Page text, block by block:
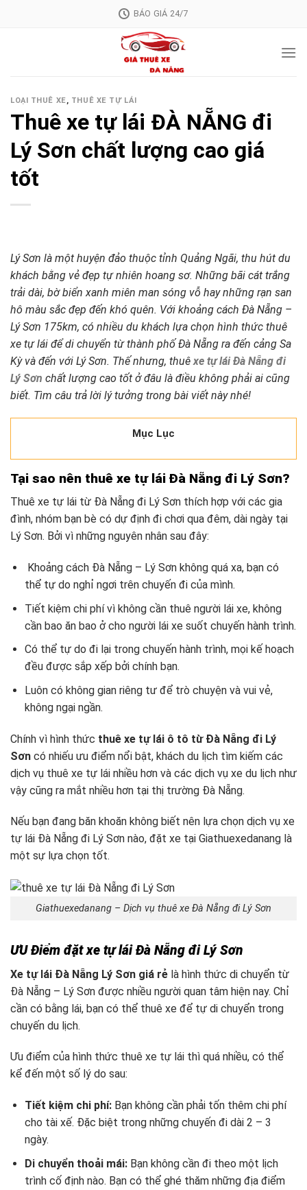
BÁO GIÁ 24/7
LOẠI THUÊ XE, THUÊ XE TỰ LÁI
Thuê xe tự lái ĐÀ NẴNG đi
Lý Sơn chất lượng cao giá
tốt
Lý Sơn là một huyện đảo thuộc tỉnh Quảng Ngãi, thu hút du
khách bằng vẻ đẹp tự nhiên hoang sơ. Những bãi cát trắng
trải dài, bờ biển xanh miên man sóng vỗ hay những rạn san
hô màu sắc đẹp đến khó quên. Với khoảng cách Đà Nẵng –
Lý Sơn 175km, có nhiều du khách lựa chọn hình thức thuê
xe tự lái để di chuyển từ thành phố Đà Nẵng ra đến cảng Sa
Kỳ và đến với Lý Sơn. Thế nhưng, thuê xe tự lái Đà Nẵng đi
Lý Sơn chất lượng cao tốt ở đâu là điều không phải ai cũng
biết. Tìm câu trả lời lý tưởng trong bài viết này nhé!
Mục Lục
Tại sao nên thuê xe tự lái Đà Nẵng đi Lý Sơn?
Thuê xe tự lái từ Đà Nẵng đi Lý Sơn thích hợp với các gia
đình, nhóm bạn bè có dự định đi chơi qua đêm, dài ngày tại
Lý Sơn. Bởi vì những nguyên nhân sau đây:
Khoảng cách Đà Nẵng – Lý Sơn không quá xa, bạn có
thể tự do nghỉ ngơi trên chuyến đi của mình.
Tiết kiệm chi phí vì không cần thuê người lái xe, không
cần bao ăn bao ở cho người lái xe suốt chuyến hành trình.
Có thể tự do đi lại trong chuyến hành trình, mọi kế hoạch
đều được sắp xếp bởi chính bạn.
Luôn có không gian riêng tư để trò chuyện và vui vẻ,
không ngại ngần.
Chính vì hình thức thuê xe tự lái ô tô từ Đà Nẵng đi Lý
Sơn có nhiếu ưu điểm nổi bật, khách du lịch tìm kiếm các
dịch vụ thuê xe tự lái nhiều hơn và các dịch vụ xe du lịch như
vậy cũng ra mắt nhiều hơn tại thị trường Đà Nẵng.
Nếu bạn đang băn khoăn không biết nên lựa chọn dịch vụ xe
tự lái Đà Nẵng đi Lý Sơn nào, đặt xe tại Giathuexedanang là
một sự lựa chọn tốt.
Giathuexedanang – Dịch vụ thuê xe Đà Nẵng đi Lý Sơn
ƯU Điểm đặt xe tự lái Đà Nẵng đi Lý Sơn
Xe tự lái Đà Nẵng Lý Sơn giá rẻ là hình thức di chuyển từ
Đà Nẵng – Lý Sơn được nhiều người quan tâm hiện nay. Chỉ
cần có bằng lái, bạn có thể thuê xe để tự di chuyển trong
chuyến du lịch.
Ưu điểm của hình thức thuê xe tự lái thì quá nhiều, có thể
kể đến một số lý do sau:
Tiết kiệm chi phí:Bạn không cần phải tốn thêm chi phí
cho tài xế. Đặc biệt trong những chuyến đi dài 2 – 3
ngày.
Di chuyển thoải mái:Bạn không cần đi theo một lịch
trình cố định nào. Bạn có thể ghé thăm những địa điểm